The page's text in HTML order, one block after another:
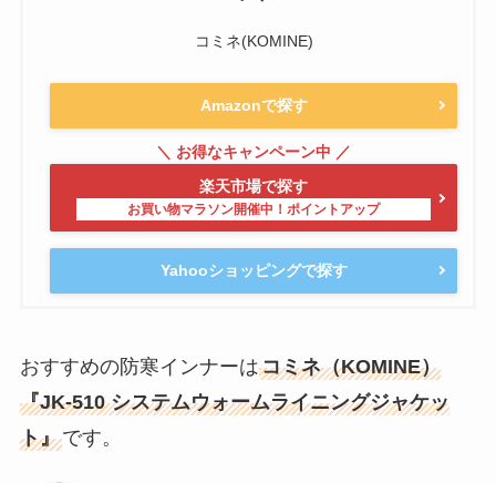
コミネ(KOMINE)
Amazonで探す
楽天市場で探す
Yahooショッピングで探す
おすすめの防寒インナーはコミネ（KOMINE）
『JK-510 システムウォームライニングジャケッ
ト』です。